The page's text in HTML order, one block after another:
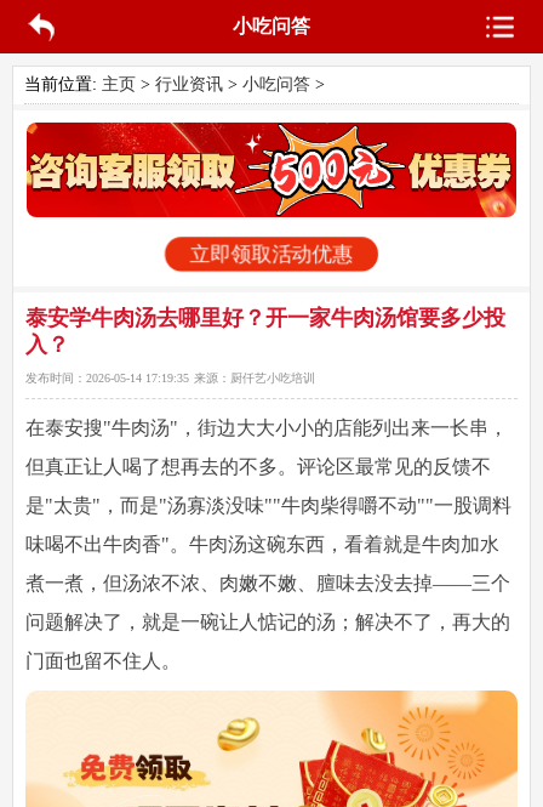
小吃问答
当前位置: 主页 > 行业资讯> 小吃问答>
立即领取活动优惠
泰安学牛肉汤去哪里好？开一家牛肉汤馆要多少投
入？
发布时间： 2026-05-14 17:19:35 来源： 厨仟艺小吃培训
在泰安搜"牛肉汤"，街边大大小小的店能列出来一长串，
但真正让人喝了想再去的不多。评论区最常见的反馈不
是"太贵"，而是"汤寡淡没味""牛肉柴得嚼不动""一股调料
味喝不出牛肉香"。牛肉汤这碗东西，看着就是牛肉加水
煮一煮，但汤浓不浓、肉嫩不嫩、膻味去没去掉——三个
问题解决了，就是一碗让人惦记的汤；解决不了，再大的
门面也留不住人。